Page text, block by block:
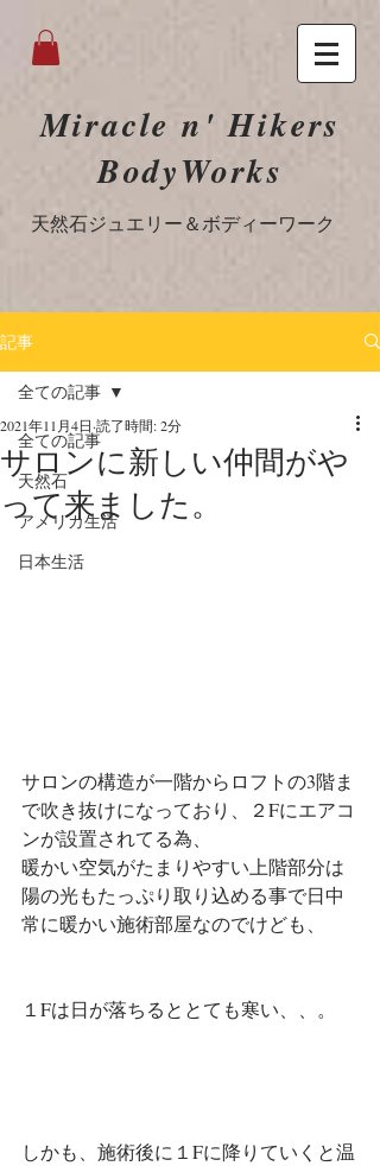
Miracle n' Hikers
BodyWorks
​天然石ジュエリー＆ボディーワーク
記事
全ての記事
天然石
アメリカ生活
日本生活
全ての記事
サロンに新しい仲間がや
って来ました。
2021年11月4日 読了時間: 2分
サロンの構造が一階からロフトの3階ま
で吹き抜けになっており、２Fにエアコ
ンが設置されてる為、
暖かい空気がたまりやすい上階部分は
陽の光もたっぷり取り込める事で日中
常に暖かい施術部屋なのでけども、
１Fは日が落ちるととても寒い、、。
しかも、施術後に１Fに降りていくと温